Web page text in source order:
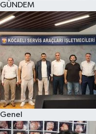
GÜNDEM
Genel
Haber Arşivi